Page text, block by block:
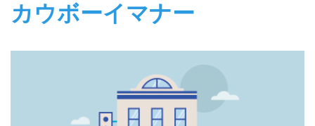
カウボーイマナー